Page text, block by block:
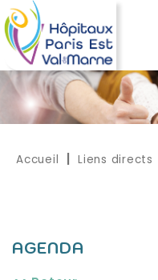
Accueil Liens directs
AGENDA